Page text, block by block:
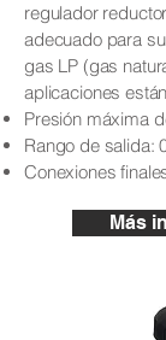
regulador
adecuado para
gas LP (gas
aplicaciones
Presión máxima
Rango de salida:
Conexiones
Más